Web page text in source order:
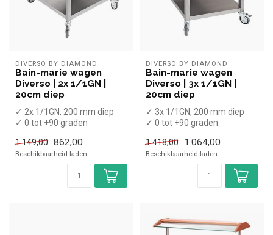
DIVERSO BY DIAMOND
Bain-marie wagen
Diverso | 2x 1/1GN |
20cm diep
✓ 2x 1/1GN, 200 mm diep
✓ 0 tot +90 graden
✓ Breedte 91 cm...
1.149,00 862,00
Beschikbaarheid laden..
DIVERSO BY DIAMOND
Bain-marie wagen
Diverso | 3x 1/1GN |
20cm diep
✓ 3x 1/1GN, 200 mm diep
✓ 0 tot +90 graden
✓ Breedte 124 c...
1.418,00 1.064,00
Beschikbaarheid laden..